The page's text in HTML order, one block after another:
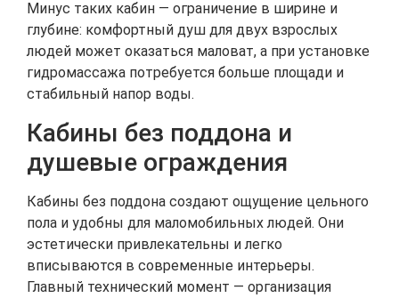
Минус таких кабин — ограничение в ширине и
глубине: комфортный душ для двух взрослых
людей может оказаться маловат, а при установке
гидромассажа потребуется больше площади и
стабильный напор воды.
Кабины без поддона и
душевые ограждения
Кабины без поддона создают ощущение цельного
пола и удобны для маломобильных людей. Они
эстетически привлекательны и легко
вписываются в современные интерьеры.
Главный технический момент — организация